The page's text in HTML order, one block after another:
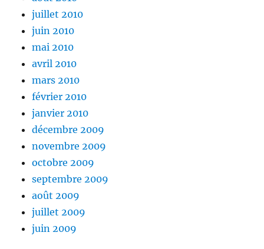
juillet 2010
juin 2010
mai 2010
avril 2010
mars 2010
février 2010
janvier 2010
décembre 2009
novembre 2009
octobre 2009
septembre 2009
août 2009
juillet 2009
juin 2009